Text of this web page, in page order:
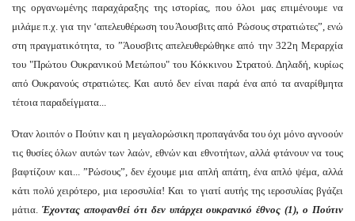
της οργανωμένης παραχάραξης της ιστορίας, που όλοι μας επιμένουμε να
μιλάμε π.χ. για την ‘απελευθέρωση του Άουσβιτς από Ρώσους στρατιώτες”, ενώ
στη πραγματικότητα, το ”Άουσβιτς απελευθερώθηκε από την 322η Μεραρχία
του "Πρώτου Ουκρανικού Μετώπου" του Κόκκινου Στρατού. Δηλαδή, κυρίως
από Ουκρανούς στρατιώτες. Και αυτό δεν είναι παρά ένα από τα αναρίθμητα
τέτοια παραδείγματα...
Όταν λοιπόν ο Πούτιν και η μεγαλορώσικη προπαγάνδα του όχι μόνο αγνοούν
τις θυσίες όλων αυτών των λαών, εθνών και εθνοτήτων, αλλά φτάνουν να τους
βαφτίζουν και... ”Ρώσους”, δεν έχουμε μια απλή απάτη, ένα απλό ψέμα, αλλά
κάτι πολύ χειρότερο, μια ιεροσυλία! Και το γιατί αυτής της ιεροσυλίας βγάζει
μάτια. Έχοντας αποφανθεί ότι δεν υπάρχει ουκρανικό έθνος (1), ο Πούτιν